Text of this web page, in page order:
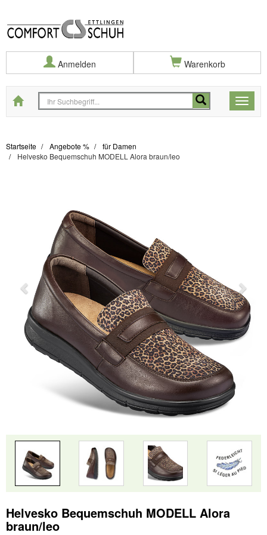
Anmelden Warenkorb
Toggle
Startseite
Startseite Angebote %
für Damen
Helvesko Bequemschuh MODELL Alora braun/leo
Helvesko Bequemschuh MODELL Alora
braun/leo